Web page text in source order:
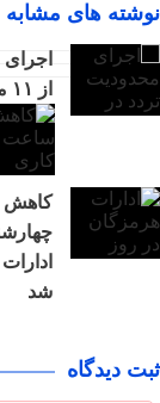
نوشته های مشابه
از ۱۱ مرداد
کاهش
شد
ثبت دیدگاه